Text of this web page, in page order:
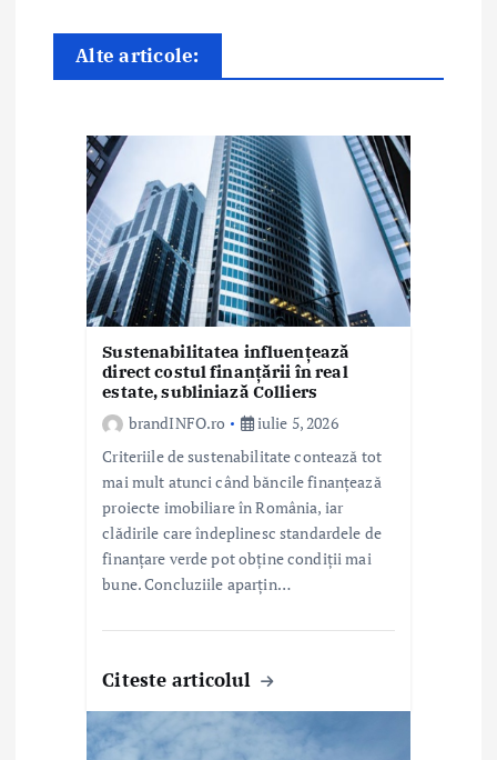
n
a
Alte articole:
Sustenabilitatea influențează
direct costul finanțării în real
estate, subliniază Colliers
brandINFO.ro
iulie 5, 2026
Criteriile de sustenabilitate contează tot
mai mult atunci când băncile finanțează
proiecte imobiliare în România, iar
clădirile care îndeplinesc standardele de
finanțare verde pot obține condiții mai
bune. Concluziile aparțin…
Citeste articolul